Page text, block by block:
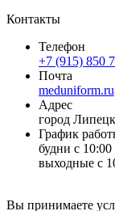
Контакты
Телефон
+7 (915) 850
Почта
Адрес
город
График
будни с
выходные с
Вы принимаете